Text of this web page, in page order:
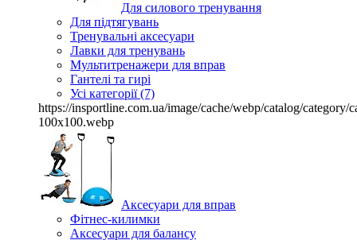
Для силового тренування
Для підтягувань
Тренувальні аксесуари
Лавки для тренувань
Мультитренажери для вправ
Гантелі та гирі
Усі категорії (7)
https://insportline.com.ua/image/cache/webp/catalog/category/
100x100.webp
Аксесуари для вправ
Фітнес-килимки
Аксесуари для балансу